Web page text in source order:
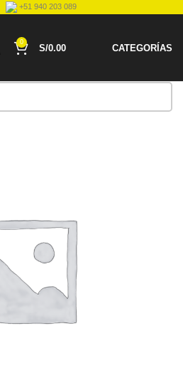
+51 940 203 089
0
S/0.00 CATEGORÍAS